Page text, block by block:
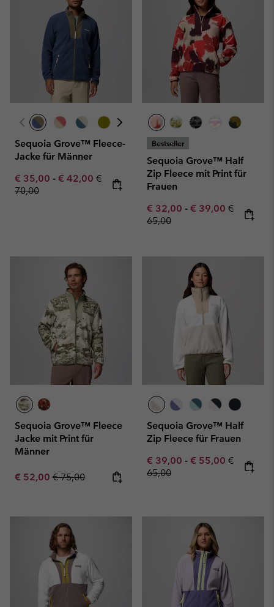
Sequoia Grove™ Fleece-
Jacke für Männer
Minimum sale price:
€ 35,00 - Maximum sale price:
€ 42,00 Regular price:
€
70,00
Bestseller
Sequoia Grove™ Half
Zip Fleece mit Print für
Frauen
Minimum sale price:
€ 32,00 - Maximum sale
€ 39,00 Regular
€
65,00
Sequoia Grove™ Fleece
Jacke mit Print für
Männer
Sale price:
€ 52,00 Regular price:
€ 75,00
Sequoia Grove™ Half
Zip Fleece für Frauen
Minimum sale price:
€ 39,00 - Maximum sale
€ 55,00 Regular
€
65,00